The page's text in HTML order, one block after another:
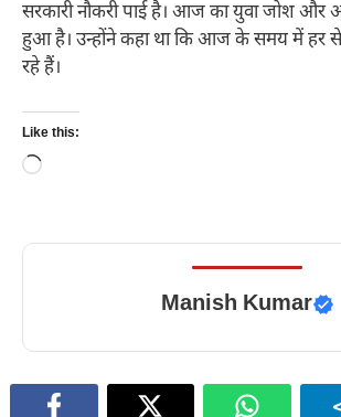
सरकारी नौकरी पाई है। आज का युवा जोश और
हुआ है। उन्होंने कहा था कि आज के समय में हर
रहे हैं।
Like this:
Loading…
Manish Kumar